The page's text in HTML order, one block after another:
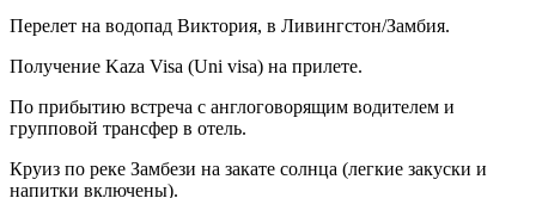
Перелет на водопад Виктория, в Ливингстон/Замбия.
Получение Kaza Visa (Uni visa) на прилете.
По прибытию встреча с англоговорящим водителем и
групповой трансфер в отель.
Круиз по реке Замбези на закате солнца (легкие закуски и
напитки включены).